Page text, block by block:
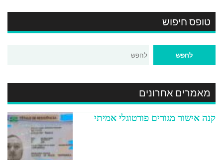
טופס חיפוש
מאמרים אחרונים
קנה אישור מגורים פורטוגלי אמיתי